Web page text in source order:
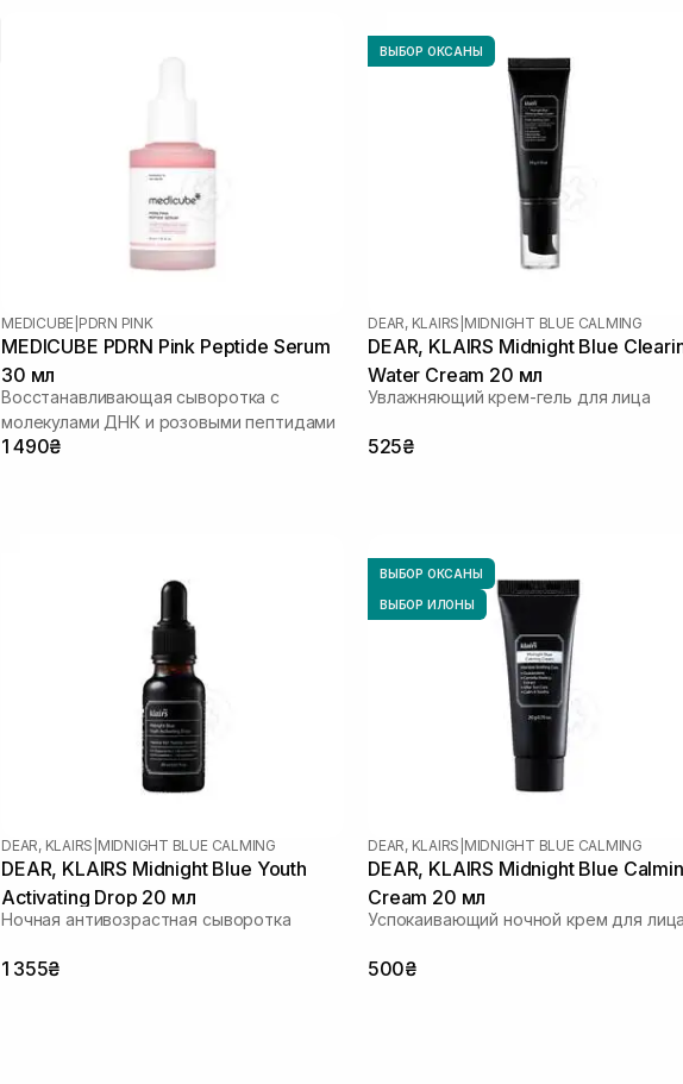
MEDICUBE PDRN PINK
MEDICUBE PDRN Pink Peptide Serum
30 мл
Восстанавливающая сыворотка с
молекулами ДНК и розовыми пептидами
1 490₴
ВЫБОР ОКСАНЫ
DEAR, KLAIRS MIDNIGHT BLUE CALMING
DEAR, KLAIRS Midnight Blue
Water Cream 20 мл
Увлажняющий крем-гель для лица
525₴
DEAR, KLAIRS MIDNIGHT BLUE CALMING
DEAR, KLAIRS Midnight Blue Youth
Activating Drop 20 мл
Ночная антивозрастная сыворотка
1 355₴
ВЫБОР ОКСАНЫ
ВЫБОР ИЛОНЫ
DEAR, KLAIRS MIDNIGHT BLUE CALMING
DEAR, KLAIRS Midnight Blue
Cream 20 мл
Успокаивающий ночной крем для лица
500₴